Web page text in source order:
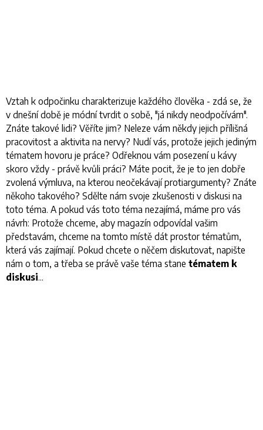
Vztah k odpočinku charakterizuje každého člověka - zdá se, že
v dnešní době je módní tvrdit o sobě, "já nikdy neodpočívám".
Znáte takové lidi? Věříte jim? Neleze vám někdy jejich přílišná
pracovitost a aktivita na nervy? Nudí vás, protože jejich jediným
tématem hovoru je práce? Odřeknou vám posezení u kávy
skoro vždy - právě kvůli práci? Máte pocit, že je to jen dobře
zvolená výmluva, na kterou neočekávají protiargumenty? Znáte
někoho takového? Sdělte nám svoje zkušenosti v diskusi na
toto téma. A pokud vás toto téma nezajímá, máme pro vás
návrh: Protože chceme, aby magazín odpovídal vašim
představám, chceme na tomto místě dát prostor tématům,
která vás zajímají. Pokud chcete o něčem diskutovat, napište
nám o tom, a třeba se právě vaše téma stane tématem k
diskusi...